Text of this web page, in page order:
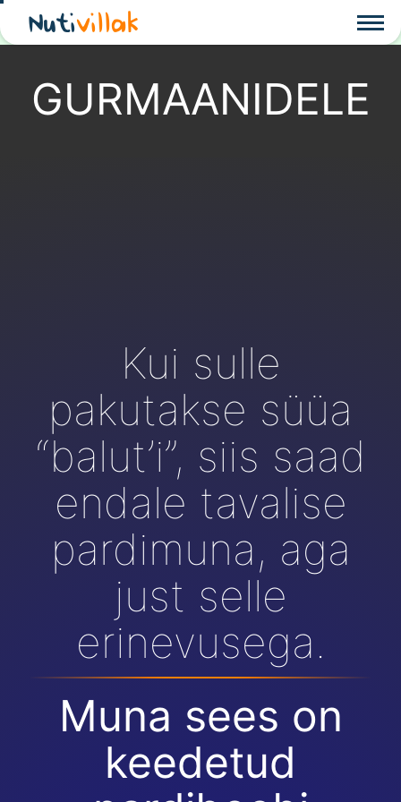
Nutivillak
GURMAANIDELE
Kui sulle
pakutakse süüa
“balut’i”, siis saad
endale tavalise
pardimuna, aga
just selle
erinevusega.
Muna sees on
keedetud